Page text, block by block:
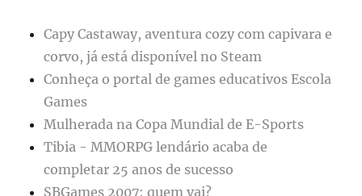
Capy Castaway, aventura cozy com capivara e
corvo, já está disponível no Steam
Conheça o portal de games educativos Escola
Games
Mulherada na Copa Mundial de E-Sports
Tibia - MMORPG lendário acaba de
completar 25 anos de sucesso
SBGames 2007: quem vai?